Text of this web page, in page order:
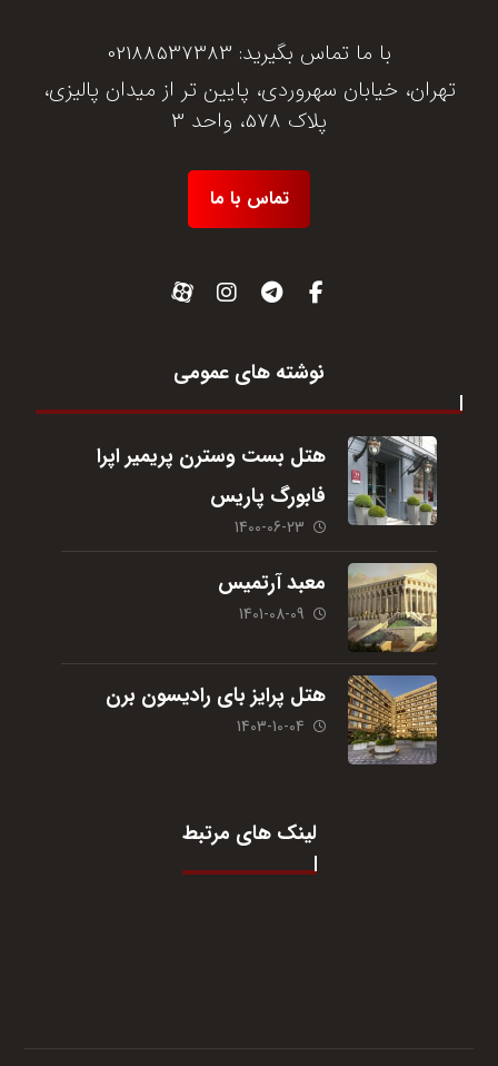
با ما تماس بگیرید: 02188537383
تهران، خیابان سهروردی، پایین تر از میدان پالیزی،
پلاک 578، واحد 3
تماس با ما
نوشته های عمومی
هتل بست وسترن پریمیر اپرا
فابورگ پاریس
1400-06-23
معبد آرتمیس
1401-08-09
هتل پرایز بای رادیسون برن
1403-10-04
لینک های مرتبط